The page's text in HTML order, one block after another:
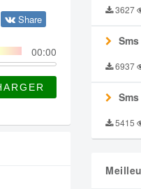
Share
00:00
3627
6937
5415